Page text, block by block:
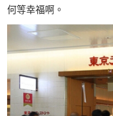
何等幸福啊。